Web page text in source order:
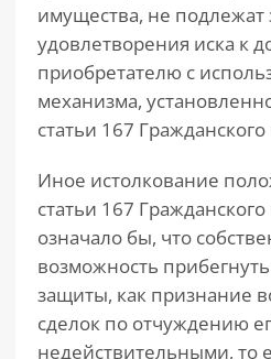
имущества, не подлежат
удовлетворения иска к
приобретателю с
механизма,
статьи 167
Иное истолкование
статьи 167
означало бы, что
возможность
защиты, как признание
сделок по отчуждению
недействительными, то